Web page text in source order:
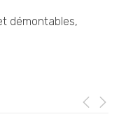
démontables,